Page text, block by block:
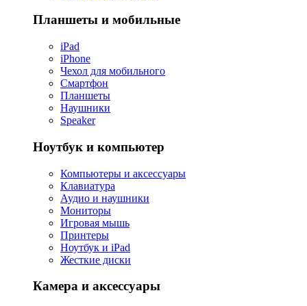
Планшеты и мобильные
iPad
iPhone
Чехол для мобильного
Смартфон
Планшеты
Наушники
Speaker
Ноутбук и компьютер
Компьютеры и аксессуары
Клавиатура
Аудио и наушники
Мониторы
Игровая мышь
Принтеры
Ноутбук и iPad
Жесткие диски
Камера и аксессуары